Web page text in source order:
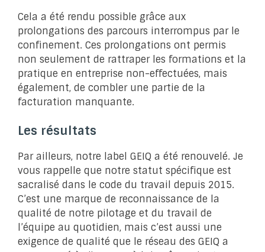
Cela a été rendu possible grâce aux
prolongations des parcours interrompus par le
confinement. Ces prolongations ont permis
non seulement de rattraper les formations et la
pratique en entreprise non-effectuées, mais
également, de combler une partie de la
facturation manquante.
Les résultats
Par ailleurs, notre label GEIQ a été renouvelé. Je
vous rappelle que notre statut spécifique est
sacralisé dans le code du travail depuis 2015.
C’est une marque de reconnaissance de la
qualité de notre pilotage et du travail de
l’équipe au quotidien, mais c’est aussi une
exigence de qualité que le réseau des GEIQ a